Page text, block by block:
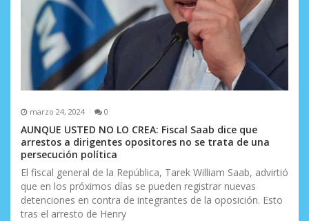
marzo 24, 2024 0
AUNQUE USTED NO LO CREA: Fiscal Saab dice que
arrestos a dirigentes opositores no se trata de una
persecución política
El fiscal general de la República, Tarek William Saab, advirtió
que en los próximos días se pueden registrar nuevas
detenciones en contra de integrantes de la oposición. Esto
tras el arresto de Henry